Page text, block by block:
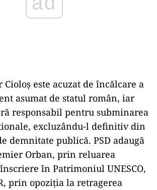
este acuzat de încălcare a
asumat de statul român, iar
responsabil pentru subminarea
excluzându-l definitiv din
demnitate publică. PSD adaugă
Orban, prin reluarea
în Patrimoniul UNESCO,
prin opoziția la retragerea